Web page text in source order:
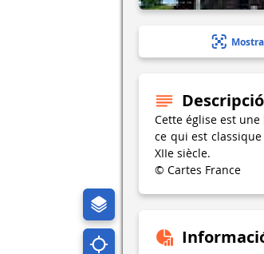
Cette église est
ce qui est
XIIe siècle.
© Cartes France